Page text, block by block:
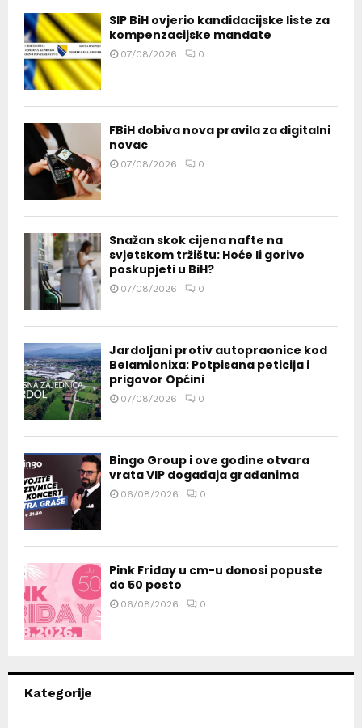
SIP BiH ovjerio kandidacijske liste za
kompenzacijske mandate
07/08/2026 0
FBiH dobiva nova pravila za digitalni
novac
07/08/2026 0
Snažan skok cijena nafte na
svjetskom tržištu: Hoće li gorivo
poskupjeti u BiH?
07/08/2026 0
Jardoljani protiv autopraonice kod
Belamionixa: Potpisana peticija i
prigovor Općini
07/08/2026 0
Bingo Group i ove godine otvara
vrata VIP događaja građanima
06/08/2026 0
Pink Friday u cm-u donosi popuste
do 50 posto
06/08/2026 0
Kategorije